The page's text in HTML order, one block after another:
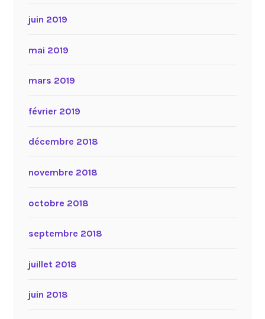
juin 2019
mai 2019
mars 2019
février 2019
décembre 2018
novembre 2018
octobre 2018
septembre 2018
juillet 2018
juin 2018